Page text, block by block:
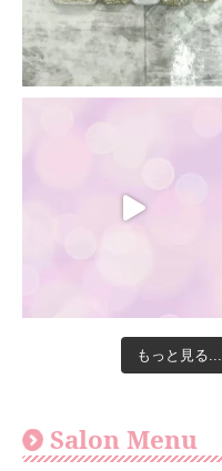
もっと見る...
Salon Menu